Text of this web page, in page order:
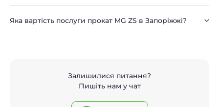
Яка вартість послуги прокат MG ZS в Запоріжжі?
Залишилися питання?
Пишіть нам у чат